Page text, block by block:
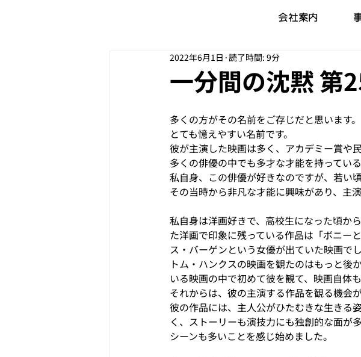
会社案内
一分間の沈黙 第
2022年6月1日 読了時間: 9分
多くの方がその名前をご存じだと思います
とても憶えやすい名前です。
彼が主演した映画は多く、アカデミー賞や
多くの俳優の中でも多才な才能を持っている
私自身、この俳優が好きなのですが、若い
その当時から非凡な才能に興味があり、主
私自身は洋画好きで、高校生になった頃か
た洋画で印象に残っている作品は「ボニー
ス・バーゲンという女優が出ていた映画でし
トム・ハンクスの映画を観たのはもっと後
いる映画の中で初めて彼を観て、映画自体
それからは、彼の主演する作品を観る機会
彼の作品には、主人公がひたむきな生きる
く、ストーリーも演技力にも独創的な面が
シーンも多いことを感じ始めました。